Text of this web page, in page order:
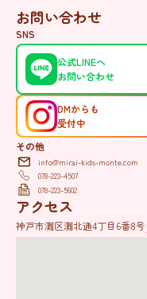
お問い合わせ
SNS
公式LINEへ
お問い合わせ
DMからも
受付中
その他
info@mirai-kids-monte.com
078-223-4507
078-223-5602
アクセス
神戸市灘区灘北通4丁目6番8号